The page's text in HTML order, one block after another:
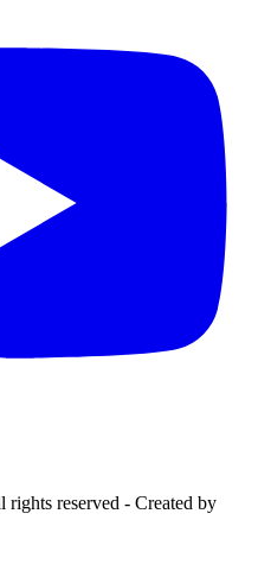
reserved - Created by